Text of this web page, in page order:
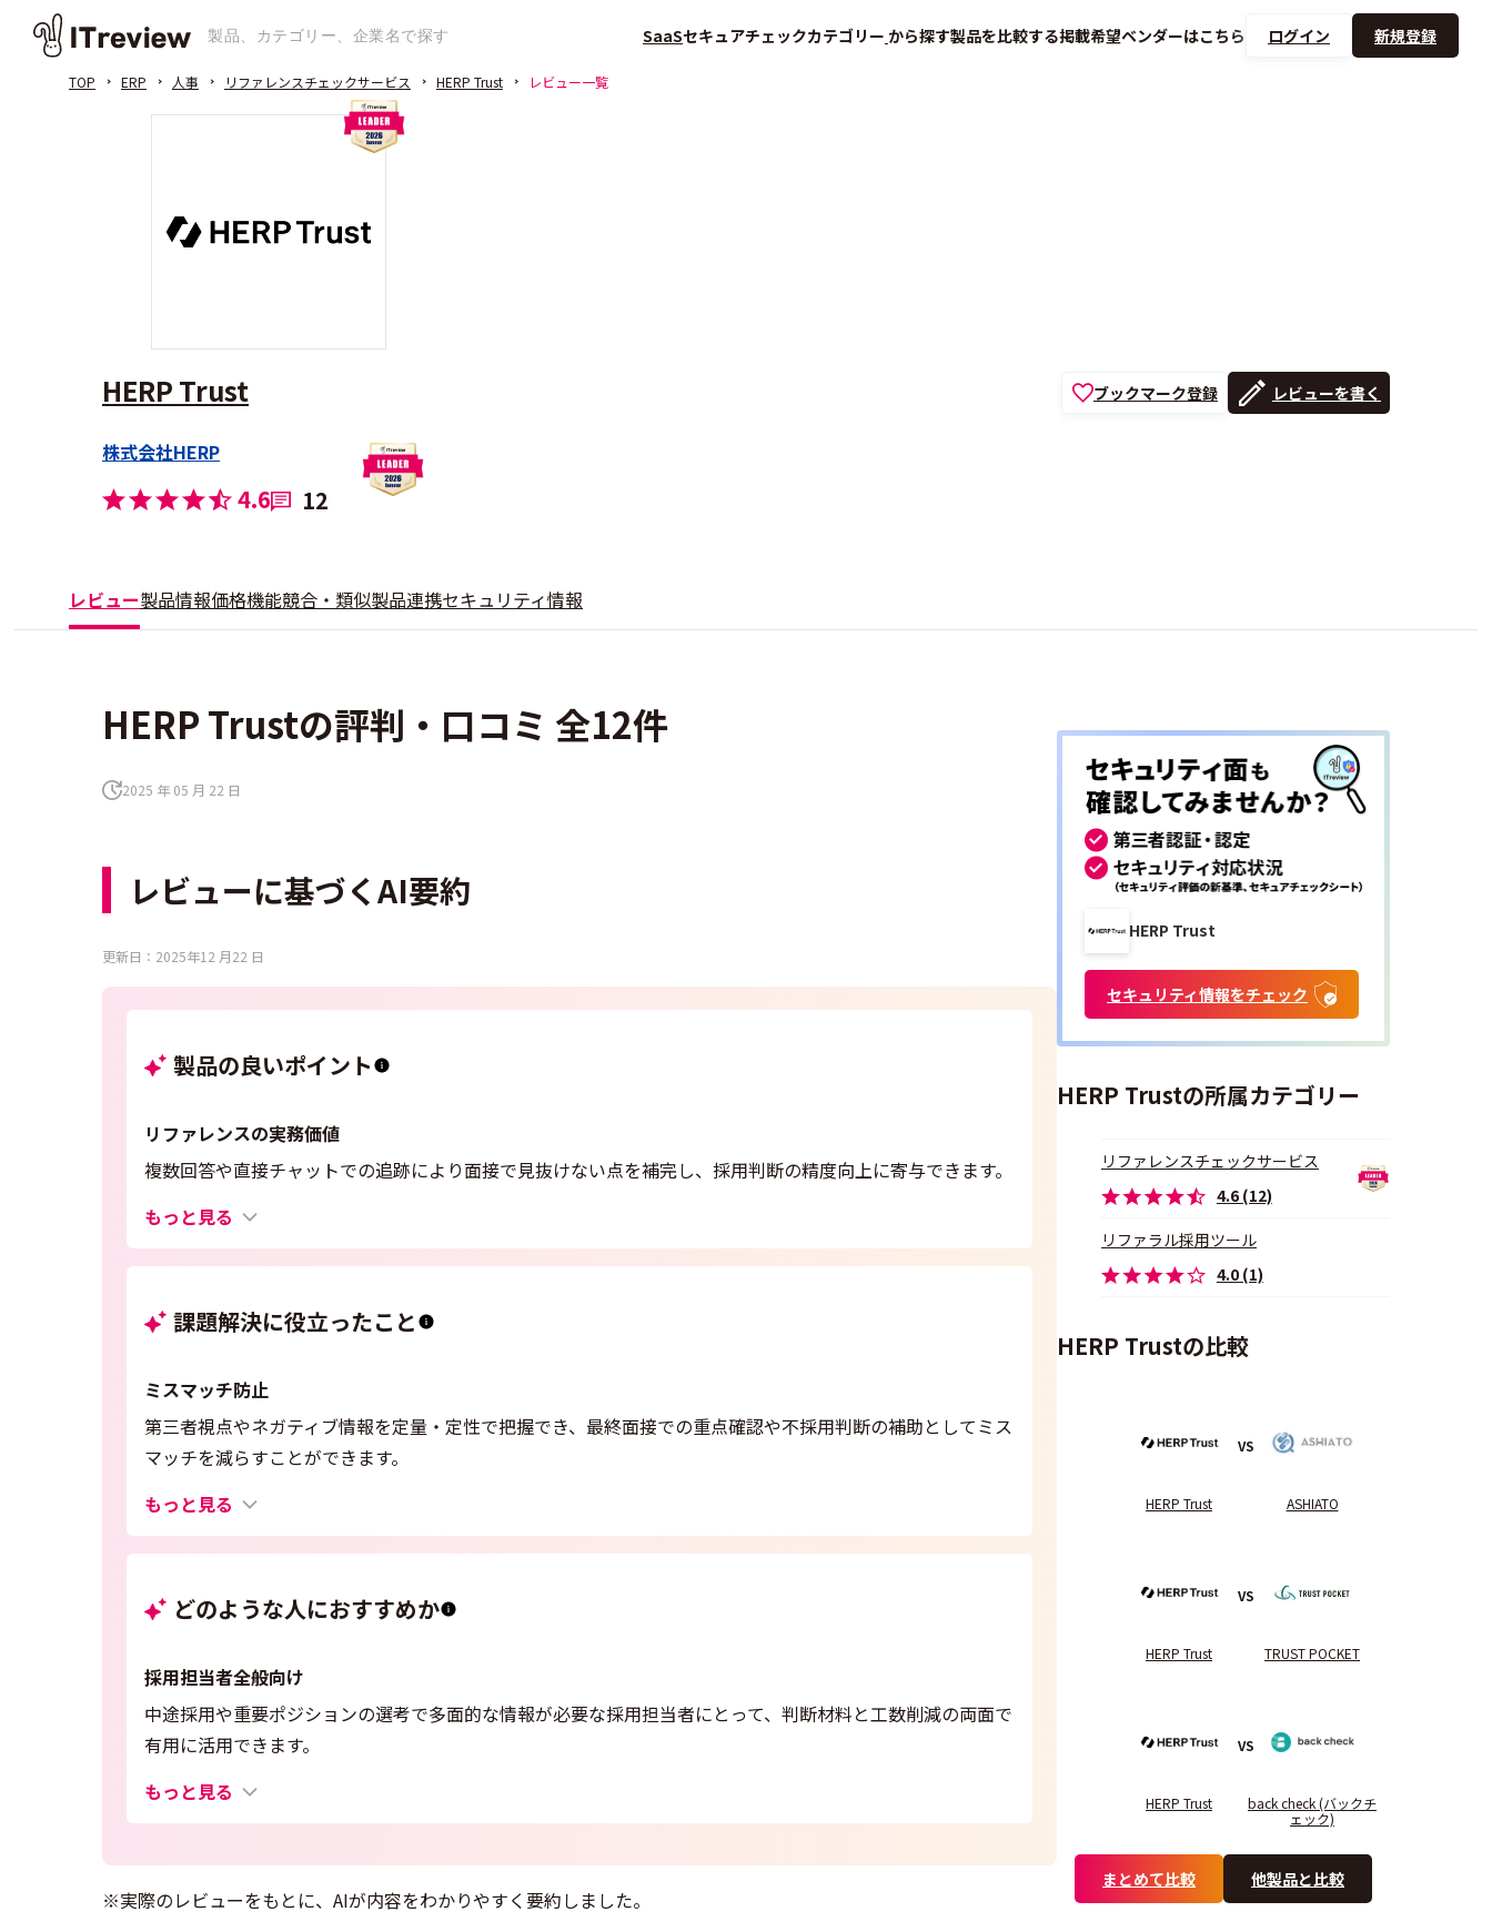
SaaSセキュアチェックカテゴリー から探す製品を比較する掲載希望ベンダーはこちら ログイン 新規登録
TOP ERP 人事 リファレンスチェックサービス HERP Trust レビュー一覧
HERP Trust
株式会社HERP
4.6 12
ブックマーク登録 レビューを書く
レビュー製品情報価格機能競合・類似製品連携セキュリティ情報
HERP Trustの評判・口コミ 全12件
2025 年 05 月 22 日
レビューに基づくAI要約
更新日：2025年12 月22 日
製品の良いポイント
リファレンスの実務価値
複数回答や直接チャットでの追跡により面接で見抜けない点を補完し、採用判断の精度向上に寄与できます。
もっと見る
課題解決に役立ったこと
ミスマッチ防止
第三者視点やネガティブ情報を定量・定性で把握でき、最終面接での重点確認や不採用判断の補助としてミス
マッチを減らすことができます。
もっと見る
どのような人におすすめか
採用担当者全般向け
中途採用や重要ポジションの選考で多面的な情報が必要な採用担当者にとって、判断材料と工数削減の両面で
有用に活用できます。
もっと見る
※実際のレビューをもとに、AIが内容をわかりやすく要約しました。
HERP Trust
セキュリティ情報をチェック
HERP Trustの所属カテゴリー
リファレンスチェックサービス
4.6 (12)
リファラル採用ツール
4.0 (1)
HERP Trustの比較
HERP Trust
VS
ASHIATO
HERP Trust
VS
TRUST POCKET
HERP Trust
VS
back check (バックチ
ェック)
まとめて比較 他製品と比較